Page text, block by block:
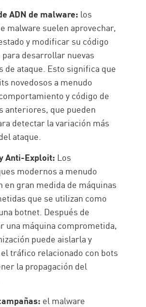
ADN de malware: los
malware suelen aprovechar,
y modificar su código
desarrollar nuevas
de ataque. Esto significa que
novedosos a menudo
y código de
anteriores, que pueden
detectar la variación más
ataque.
Anti-Exploit: Los
modernos a menudo
en gran medida de máquinas
que se utilizan como
botnet. Después de
una máquina comprometida,
puede aislarla y
tráfico relacionado con bots
la propagación del
el malware